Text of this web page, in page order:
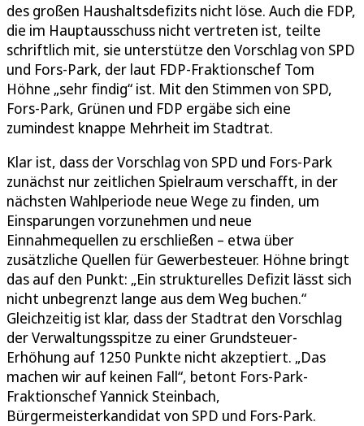
des großen Haushaltsdefizits nicht löse. Auch die FDP,
die im Hauptausschuss nicht vertreten ist, teilte
schriftlich mit, sie unterstütze den Vorschlag von SPD
und Fors-Park, der laut FDP-Fraktionschef Tom
Höhne „sehr findig“ ist. Mit den Stimmen von SPD,
Fors-Park, Grünen und FDP ergäbe sich eine
zumindest knappe Mehrheit im Stadtrat.
Klar ist, dass der Vorschlag von SPD und Fors-Park
zunächst nur zeitlichen Spielraum verschafft, in der
nächsten Wahlperiode neue Wege zu finden, um
Einsparungen vorzunehmen und neue
Einnahmequellen zu erschließen – etwa über
zusätzliche Quellen für Gewerbesteuer. Höhne bringt
das auf den Punkt: „Ein strukturelles Defizit lässt sich
nicht unbegrenzt lange aus dem Weg buchen.“
Gleichzeitig ist klar, dass der Stadtrat den Vorschlag
der Verwaltungsspitze zu einer Grundsteuer-
Erhöhung auf 1250 Punkte nicht akzeptiert. „Das
machen wir auf keinen Fall“, betont Fors-Park-
Fraktionschef Yannick Steinbach,
Bürgermeisterkandidat von SPD und Fors-Park.